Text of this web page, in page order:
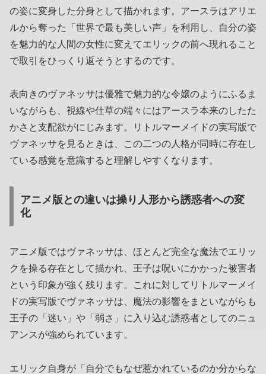
の姿に変身した分身として描かれます。アースラはアリエ
ルから奪った「世界で最も美しい声」を利用し、自分の姿
を魅力的な人間の女性に変えてエリックの前へ現れること
で取引をひっくり返そうとするのです。
表向きのヴァネッサは優雅で魅力的な令嬢のようにふるま
いながらも、視線や仕草の端々にはアースラ本来のしたた
かさと支配欲がにじみます。リトルマーメイドの実写版で
ヴァネッサを見るときは、この二つの人格が同時に存在し
ている感覚を意識すると理解しやすくなります。
アニメ版との違いは操り人形から誘惑者への変
化
アニメ版ではヴァネッサは、ほとんど完全な魔法でエリッ
クを操る存在として描かれ、王子は呪いにかかった被害者
という印象が強く残ります。これに対してリトルマーメイ
ドの実写版でヴァネッサは、魔法の影響をまといながらも
王子の「迷い」や「弱さ」に入り込む誘惑者としてのニュ
アンスが強められています。
エリック自身が「自分でもなぜ惹かれているのか分からな